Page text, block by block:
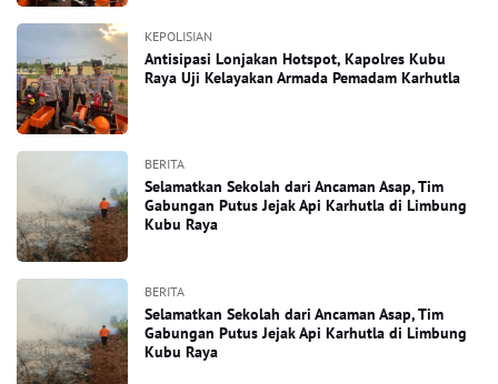
KEPOLISIAN
Antisipasi Lonjakan Hotspot, Kapolres Kubu
Raya Uji Kelayakan Armada Pemadam Karhutla
BERITA
Selamatkan Sekolah dari Ancaman Asap, Tim
Gabungan Putus Jejak Api Karhutla di Limbung
Kubu Raya
BERITA
Selamatkan Sekolah dari Ancaman Asap, Tim
Gabungan Putus Jejak Api Karhutla di Limbung
Kubu Raya